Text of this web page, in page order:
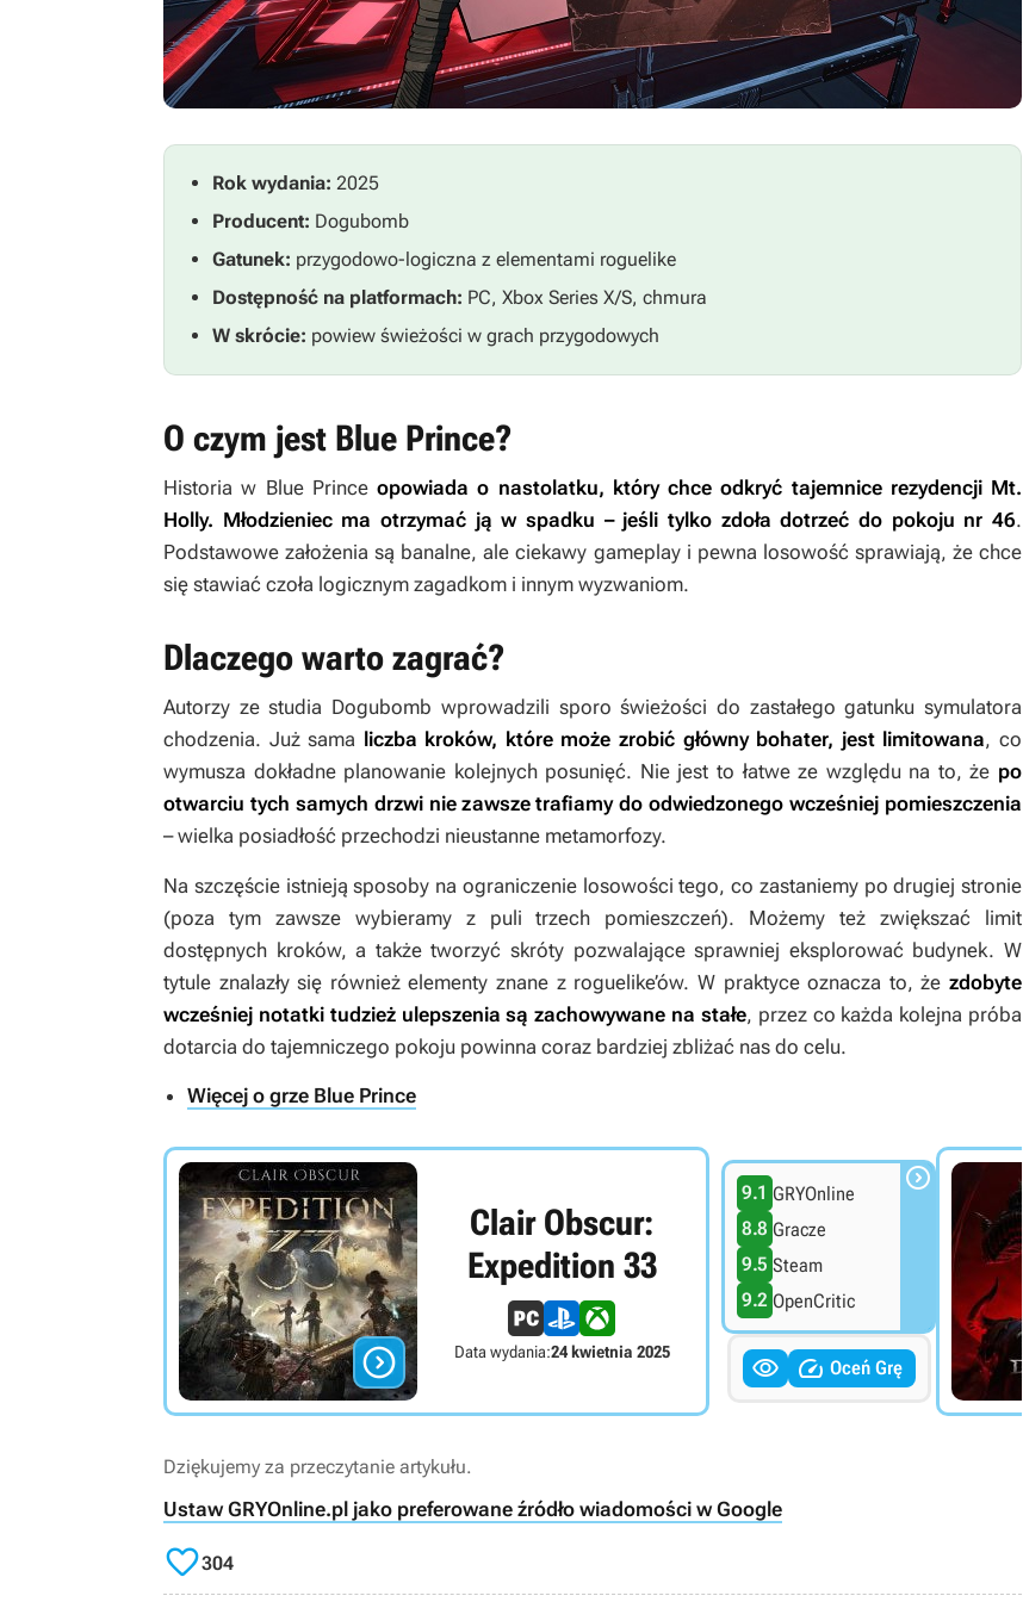
Rok wydania: 2025
Producent: Dogubomb
Gatunek: przygodowo-logiczna z elementami roguelike
Dostępność na platformach: PC, Xbox Series X/S, chmura
W skrócie: powiew świeżości w grach przygodowych
O czym jest Blue Prince?
Historia w Blue Prince opowiada o nastolatku, który chce odkryć tajemnice rezydencji Mt.
Holly. Młodzieniec ma otrzymać ją w spadku – jeśli tylko zdoła dotrzeć do pokoju nr 46.
Podstawowe założenia są banalne, ale ciekawy gameplay i pewna losowość sprawiają, że chce
się stawiać czoła logicznym zagadkom i innym wyzwaniom.
Dlaczego warto zagrać?
Autorzy ze studia Dogubomb wprowadzili sporo świeżości do zastałego gatunku symulatora
chodzenia. Już sama liczba kroków, które może zrobić główny bohater, jest limitowana, co
wymusza dokładne planowanie kolejnych posunięć. Nie jest to łatwe ze względu na to, że po
otwarciu tych samych drzwi nie zawsze trafiamy do odwiedzonego wcześniej pomieszczenia
– wielka posiadłość przechodzi nieustanne metamorfozy.
Na szczęście istnieją sposoby na ograniczenie losowości tego, co zastaniemy po drugiej stronie
(poza tym zawsze wybieramy z puli trzech pomieszczeń). Możemy też zwiększać limit
dostępnych kroków, a także tworzyć skróty pozwalające sprawniej eksplorować budynek. W
tytule znalazły się również elementy znane z roguelike’ów. W praktyce oznacza to, że zdobyte
wcześniej notatki tudzież ulepszenia są zachowywane na stałe, przez co każda kolejna próba
dotarcia do tajemniczego pokoju powinna coraz bardziej zbliżać nas do celu.
Więcej o grze Blue Prince

Clair Obscur:
Expedition 33
Data wydania:24 kwietnia 2025
9.1 GRYOnline
8.8 Gracze
9.5 Steam
9.2 OpenCritic

  Oceń Grę
Dziękujemy za przeczytanie artykułu.
Ustaw GRYOnline.pl jako preferowane źródło wiadomości w Google
304